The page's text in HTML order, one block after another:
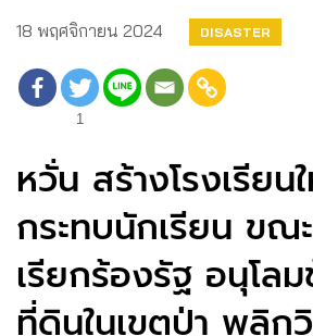
18 พฤศจิกายน 2024 DISASTER
1
หวั่น สร้างโรงเรียน
กระทบนักเรียน ขณ
เรียกร้องรัฐ อนุโล
ที่ดินในเขตป่า พลิก